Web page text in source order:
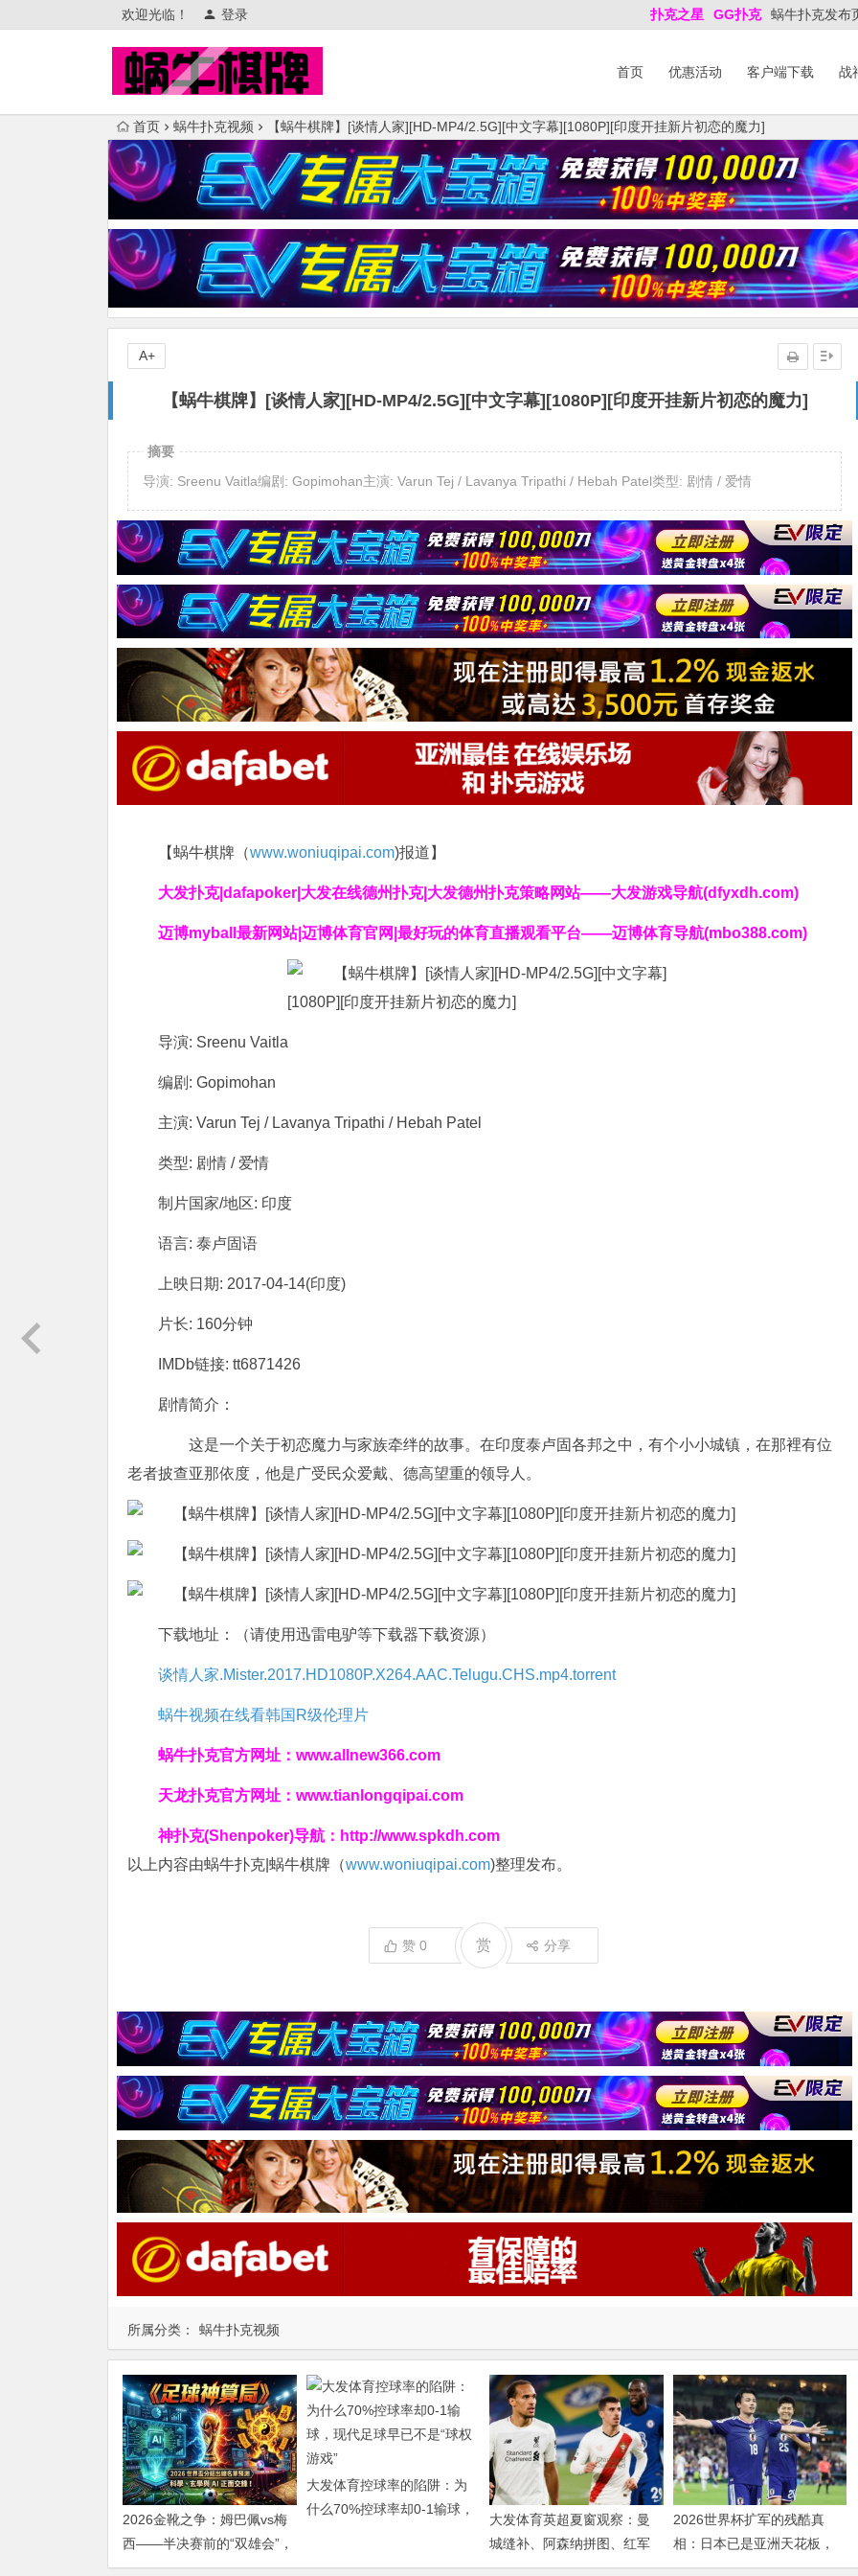
欢迎光临！ 登录 扑克之星 GG扑克 蜗牛扑克发布
首页 优惠活动 客户端下载 战
首页 蜗牛扑克视频 【蜗牛棋牌】[谈情人家][HD-MP4/2.5G][中文字幕][1080P][印度开挂新片初恋的魔力]
【蜗牛棋牌】[谈情人家][HD-MP4/2.5G][中文字幕][1080P][印度开挂新片初恋的魔力]
A+
所属分类： 蜗牛扑克视频
摘要
导演: Sreenu Vaitla编剧: Gopimohan主演: Varun Tej / Lavanya Tripathi / Hebah Patel类型: 剧情 / 爱情
【蜗牛棋牌（www.woniuqipai.com)报道】
大发扑克|dafapoker|大发在线德州扑克|大发德州扑克策略网站——大发游戏导航(dfyxdh.com)
迈博myball最新网站|迈博体育官网|最好玩的体育直播观看平台——迈博体育导航(mbo388.com)
导演: Sreenu Vaitla
编剧: Gopimohan
主演: Varun Tej / Lavanya Tripathi / Hebah Patel
类型: 剧情 / 爱情
制片国家/地区: 印度
语言: 泰卢固语
上映日期: 2017-04-14(印度)
片长: 160分钟
IMDb链接: tt6871426
剧情简介：
这是一个关于初恋魔力与家族牵绊的故事。在印度泰卢固各邦之中，有个小小城镇，在那裡有位
老者披查亚那依度，他是广受民众爱戴、德高望重的领导人。
下载地址：（请使用迅雷电驴等下载器下载资源）
谈情人家.Mister.2017.HD1080P.X264.AAC.Telugu.CHS.mp4.torrent
蜗牛视频在线看韩国R级伦理片
蜗牛扑克官方网址： www.allnew366.com
天龙扑克官方网址： www.tianlongqipai.com
神扑克(Shenpoker)导航： http://www.spkdh.com
以上内容由蜗牛扑克|蜗牛棋牌（www.woniuqipai.com)整理发布。
赞 0 赏 分享
2026金靴之争：姆巴佩vs梅
西——半决赛前的“双雄会”，
这可能是世界杯史上最难猜
大发体育控球率的陷阱：为
什么70%控球率却0-1输球，
大发体育英超夏窗观察：曼
城缝补、阿森纳拼图、红军
重建、曼联破局——新赛季
2026世界杯扩军的残酷真
相：日本已是亚洲天花板，
国足的差距远不止几个名额